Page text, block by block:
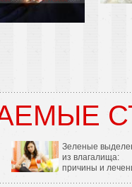
Зеленые
из влагалища:
причины и